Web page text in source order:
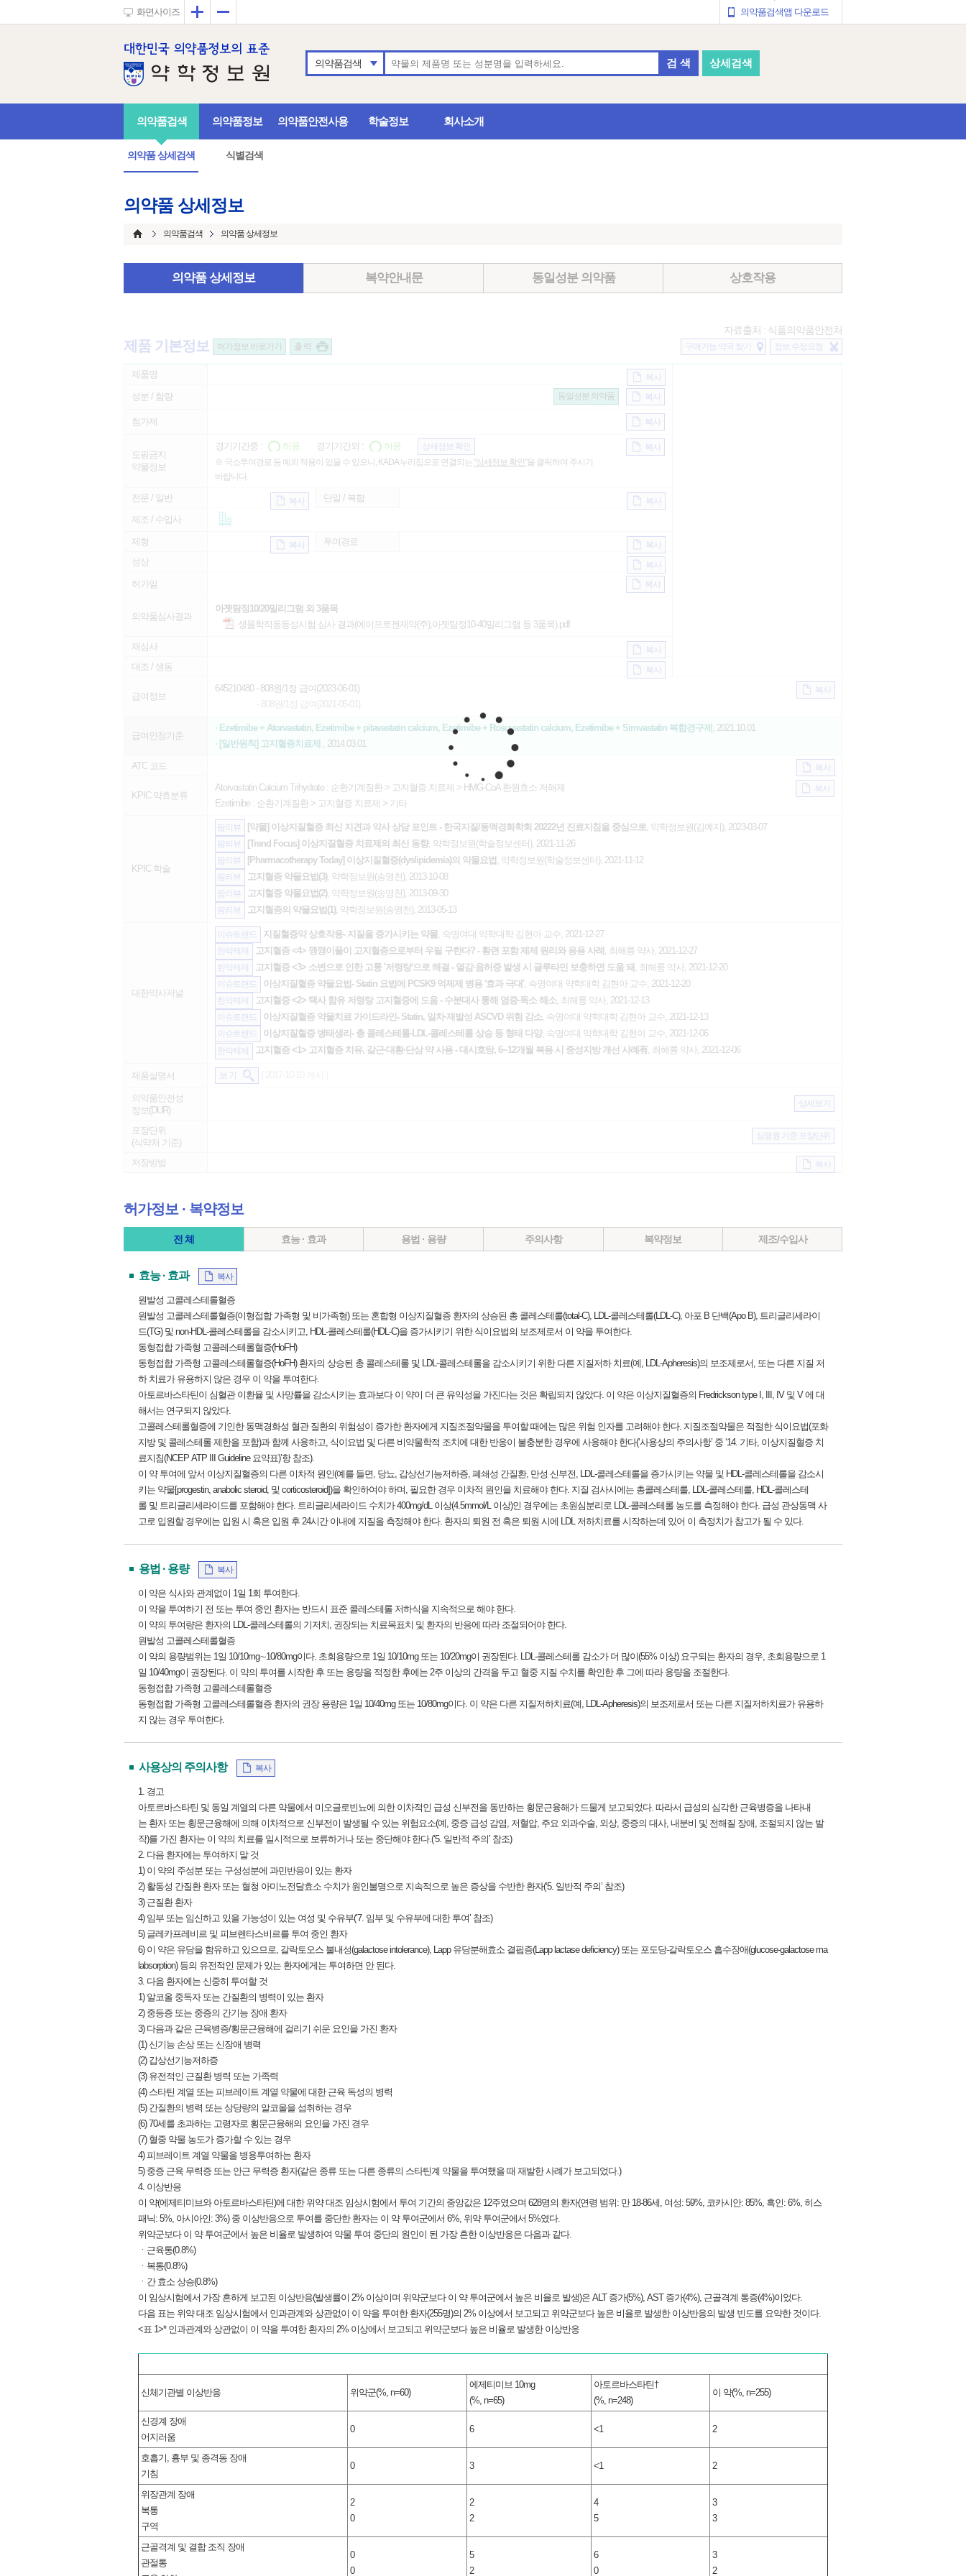
화면사이즈 확대 의약품검색앱 다운로드
의약품검색 검 색 상세검색
의약품검색
의약품 상세검색 식별검색
의약품정보 의약품안전사용 학술정보 회사소개
의약품 상세정보
의약품검색 의약품 상세정보
의약품 상세정보 복약안내문 동일성분 의약품 상호작용
자료출처 : 식품의약품안전처
제품 기본정보 허가정보 바로가기 출 력 정보 수정요청
구매가능 약국 찾기
제품명 복사
성분 / 함량 복사
동일성분 의약품
첨가제 복사
도핑금지
약물정보
복사
경기기간중 : 허용 경기기간외 : 허용
상세정보 확인
※ 국소투여경로 등 예외 적용이 있을 수 있으니, KADA 누리집으로 연결되는 "상세정보 확인"을 클릭하여 주시기
바랍니다.
전문 / 일반 복사 단일 / 복합 복사
제조 / 수입사
제형 복사 투여경로 복사
성상 복사
허가일 복사
의약품심사결과
아젯탐정10/20밀리그램 외 3품목
생물학적동등성시험 심사 결과(에이프로젠제약(주),아젯탐정10-40밀리그램 등 3품목).pdf
재심사 복사
대조 / 생동 복사
급여정보
복사
645210480- 808원/1정 급여(2023-06-01)
- 808원/1정 급여(2021-05-01)
급여인정기준
· Ezetimibe + Atorvastatin, Ezetimibe + pitavastatin calcium, Ezetimibe + Rosuvastatin calcium, Ezetimibe + Simvastatin 복합경구제 , 2021.10.01
· [일반원칙] 고지혈증치료제 , 2014.03.01
ATC 코드 복사
KPIC 약효분류
복사
Atorvastatin Calcium Trihydrate : 순환기계질환 > 고지혈증 치료제 > HMG-CoA 환원효소 저해제
Ezetimibe : 순환기계질환 > 고지혈증 치료제 > 기타
KPIC 학술
팜리뷰 [약물] 이상지질혈증 최신 지견과 약사 상담 포인트 - 한국지질/동맥경화학회 20222년 진료지침을 중심으로, 약학정보원(김예지), 2023-03-07
팜리뷰 [Trend Focus] 이상지질혈증 치료제의 최신 동향, 약학정보원(학술정보센터), 2021-11-26
팜리뷰 [Pharmacotherapy Today] 이상지질혈증(dyslipidemia)의 약물요법 , 약학정보원(학술정보센터), 2021-11-12
팜리뷰 고지혈증 약물요법(3), 약학정보원(송영천), 2013-10-08
팜리뷰 고지혈증 약물요법(2), 약학정보원(송영천), 2013-09-30
팜리뷰 고지혈증의 약물요법(1), 약학정보원(송영천), 2013-05-13
대한약사저널
이슈트랜드 지질혈증약 상호작용- 지질을 증가시키는 약물, 숙명여대 약학대학 김현아 교수, 2021-12-27
한약제제 고지혈증 <4> 깽깽이풀이 고지혈증으로부터 우릴 구한다? - 황련 포함 제제 원리와 응용 사례 , 최해륭 약사, 2021-12-27
한약제제 고지혈증 <3> 소변으로 인한 고통 '저령탕'으로 해결 - 열감·음허증 발생 시 글루타민 보충하면 도움 돼 , 최해륭 약사, 2021-12-20
이슈트랜드 이상지질혈증 약물요법- Statin 요법에 PCSK9 억제제 병용 '효과 극대', 숙명여대 약학대학 김현아 교수, 2021-12-20
한약제제 고지혈증 <2> 택사 함유 저령탕 고지혈증에 도움 - 수분대사 통해 염증·독소 해소, 최해륭 약사, 2021-12-13
이슈트랜드 이상지질혈증 약물치료 가이드라인- Statin, 일차·재발성 ASCVD 위험 감소, 숙명여대 약학대학 김현아 교수, 2021-12-13
이슈트랜드 이상지질혈증 병태생리- 총 콜레스테롤·LDL-콜레스테롤 상승 등 형태 다양, 숙명여대 약학대학 김현아 교수, 2021-12-06
한약제제 고지혈증 <1> 고지혈증 치유, 갈근·대황·단삼 약 사용 - 대시호탕, 6~12개월 복용 시 중성지방 개선 사례有, 최해륭 약사, 2021-12-06
제품설명서 보 기
의약품안전성
정보(DUR)
상세보기
포장단위
(식약처 기준)
심평원 기준 포장단위
저장방법 복사
허가정보 ∙ 복약정보
전 체 효능 · 효과 용법 · 용량 주의사항 복약정보 제조/수입사
효능 · 효과 복사
원발성 고콜레스테롤혈증
원발성 고콜레스테롤혈증(이형접합 가족형 및 비가족형) 또는 혼합형 이상지질혈증 환자의 상승된 총 콜레스테롤(total-C), LDL-콜레스테롤(LDL-C), 아포 B 단백(Apo B), 트리글리세라이
드(TG) 및 non-HDL-콜레스테롤을 감소시키고, HDL-콜레스테롤(HDL-C)을 증가시키기 위한 식이요법의 보조제로서 이 약을 투여한다.
동형접합 가족형 고콜레스테롤혈증(HoFH)
동형접합 가족형 고콜레스테롤혈증(HoFH) 환자의 상승된 총 콜레스테롤 및 LDL-콜레스테롤을 감소시키기 위한 다른 지질저하 치료(예, LDL-Apheresis)의 보조제로서, 또는 다른 지질 저
하 치료가 유용하지 않은 경우 이 약을 투여한다.
아토르바스타틴이 심혈관 이환율 및 사망률을 감소시키는 효과보다 이 약이 더 큰 유익성을 가진다는 것은 확립되지 않았다. 이 약은 이상지질혈증의 Fredrickson type I, III, IV 및 V 에 대
해서는 연구되지 않았다.
고콜레스테롤혈증에 기인한 동맥경화성 혈관 질환의 위험성이 증가한 환자에게 지질조절약물을 투여할 때에는 많은 위험 인자를 고려해야 한다. 지질조절약물은 적절한 식이요법(포화
지방 및 콜레스테롤 제한을 포함)과 함께 사용하고, 식이요법 및 다른 비약물학적 조치에 대한 반응이 불충분한 경우에 사용해야 한다(‘사용상의 주의사항’ 중 ‘14. 기타, 이상지질혈증 치
료지침(NCEP ATP III Guideline 요약표)’항 참조).
이 약 투여에 앞서 이상지질혈증의 다른 이차적 원인(예를 들면, 당뇨, 갑상선기능저하증, 폐쇄성 간질환, 만성 신부전, LDL-콜레스테롤을 증가시키는 약물 및 HDL-콜레스테롤을 감소시
키는 약물[progestin, anabolic steroid, 및 corticosteroid])을 확인하여야 하며, 필요한 경우 이차적 원인을 치료해야 한다. 지질 검사시에는 총콜레스테롤, LDL-콜레스테롤, HDL-콜레스테
롤 및 트리글리세라이드를 포함해야 한다. 트리글리세라이드 수치가 400mg/dL 이상(4.5mmol/L 이상)인 경우에는 초원심분리로 LDL-콜레스테롤 농도를 측정해야 한다. 급성 관상동맥 사
고로 입원할 경우에는 입원 시 혹은 입원 후 24시간 이내에 지질을 측정해야 한다. 환자의 퇴원 전 혹은 퇴원 시에 LDL 저하치료를 시작하는데 있어 이 측정치가 참고가 될 수 있다.
용법 · 용량 복사
이 약은 식사와 관계없이 1일 1회 투여한다.
이 약을 투여하기 전 또는 투여 중인 환자는 반드시 표준 콜레스테롤 저하식을 지속적으로 해야 한다.
이 약의 투여량은 환자의 LDL-콜레스테롤의 기저치, 권장되는 치료목표치 및 환자의 반응에 따라 조절되어야 한다.
원발성 고콜레스테롤혈증
이 약의 용량범위는 1일 10/10mg∼10/80mg이다. 초회용량으로 1일 10/10mg 또는 10/20mg이 권장된다. LDL-콜레스테롤 감소가 더 많이(55% 이상) 요구되는 환자의 경우, 초회용량으로 1
일 10/40mg이 권장된다. 이 약의 투여를 시작한 후 또는 용량을 적정한 후에는 2주 이상의 간격을 두고 혈중 지질 수치를 확인한 후 그에 따라 용량을 조절한다.
동형접합 가족형 고콜레스테롤혈증
동형접합 가족형 고콜레스테롤혈증 환자의 권장 용량은 1일 10/40mg 또는 10/80mg이다. 이 약은 다른 지질저하치료(예, LDL-Apheresis)의 보조제로서 또는 다른 지질저하치료가 유용하
지 않는 경우 투여한다.
사용상의 주의사항 복사
1. 경고
아토르바스타틴 및 동일 계열의 다른 약물에서 미오글로빈뇨에 의한 이차적인 급성 신부전을 동반하는 횡문근융해가 드물게 보고되었다. 따라서 급성의 심각한 근육병증을 나타내
는 환자 또는 횡문근융해에 의해 이차적으로 신부전이 발생될 수 있는 위험요소(예, 중증 급성 감염, 저혈압, 주요 외과수술, 외상, 중증의 대사, 내분비 및 전해질 장애, 조절되지 않는 발
작)를 가진 환자는 이 약의 치료를 일시적으로 보류하거나 또는 중단해야 한다.(‘5. 일반적 주의’ 참조)
2. 다음 환자에는 투여하지 말 것
1) 이 약의 주성분 또는 구성성분에 과민반응이 있는 환자
2) 활동성 간질환 환자 또는 혈청 아미노전달효소 수치가 원인불명으로 지속적으로 높은 증상을 수반한 환자(‘5. 일반적 주의’ 참조)
3) 근질환 환자
4) 임부 또는 임신하고 있을 가능성이 있는 여성 및 수유부(‘7. 임부 및 수유부에 대한 투여’ 참조)
5) 글레카프레비르 및 피브렌타스비르를 투여 중인 환자
6) 이 약은 유당을 함유하고 있으므로, 갈락토오스 불내성(galactose intolerance), Lapp 유당분해효소 결핍증(Lapp lactase deficiency) 또는 포도당-갈락토오스 흡수장애(glucose-galactose ma
labsorption) 등의 유전적인 문제가 있는 환자에게는 투여하면 안 된다.
3. 다음 환자에는 신중히 투여할 것
1) 알코올 중독자 또는 간질환의 병력이 있는 환자
2) 중등증 또는 중증의 간기능 장애 환자
3) 다음과 같은 근육병증/횡문근융해에 걸리기 쉬운 요인을 가진 환자
(1) 신기능 손상 또는 신장애 병력
(2) 갑상선기능저하증
(3) 유전적인 근질환 병력 또는 가족력
(4) 스타틴 계열 또는 피브레이트 계열 약물에 대한 근육 독성의 병력
(5) 간질환의 병력 또는 상당량의 알코올을 섭취하는 경우
(6) 70세를 초과하는 고령자로 횡문근융해의 요인을 가진 경우
(7) 혈중 약물 농도가 증가할 수 있는 경우
4) 피브레이트 계열 약물을 병용투여하는 환자
5) 중증 근육 무력증 또는 안근 무력증 환자(같은 종류 또는 다른 종류의 스타틴계 약물을 투여했을 때 재발한 사례가 보고되었다.)
4. 이상반응
이 약(에제티미브와 아토르바스타틴)에 대한 위약 대조 임상시험에서 투여 기간의 중앙값은 12주였으며 628명의 환자(연령 범위: 만 18-86세, 여성: 59%, 코카시안: 85%, 흑인: 6%, 히스
패닉: 5%, 아시아인: 3%) 중 이상반응으로 투여를 중단한 환자는 이 약 투여군에서 6%, 위약 투여군에서 5%였다.
위약군보다 이 약 투여군에서 높은 비율로 발생하여 약물 투여 중단의 원인이 된 가장 흔한 이상반응은 다음과 같다.
ㆍ근육통(0.8%)
ㆍ복통(0.8%)
ㆍ간 효소 상승(0.8%)
이 임상시험에서 가장 흔하게 보고된 이상반응(발생률이 2% 이상이며 위약군보다 이 약 투여군에서 높은 비율로 발생)은 ALT 증가(5%), AST 증가(4%), 근골격계 통증(4%)이었다.
다음 표는 위약 대조 임상시험에서 인과관계와 상관없이 이 약을 투여한 환자(255명)의 2% 이상에서 보고되고 위약군보다 높은 비율로 발생한 이상반응의 발생 빈도를 요약한 것이다.
<표 1>* 인과관계와 상관없이 이 약을 투여한 환자의 2% 이상에서 보고되고 위약군보다 높은 비율로 발생한 이상반응
신체기관별 이상반응 위약군(%, n=60)
에제티미브 10mg
(%, n=65)
아토르바스타틴†
(%, n=248)
이 약(%, n=255)
신경계 장애
어지러움
0 6 <1 2
호흡기, 흉부 및 종격동 장애
기침
0 3 <1 2
위장관계 장애
복통
구역
2
0
2
2
4
5
3
3
근골격계 및 결합 조직 장애
관절통
0
0
5
2
6
0
3
2